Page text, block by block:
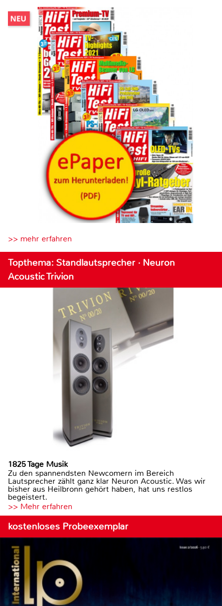
>> mehr erfahren
Topthema: Standlautsprecher · Neuron
Acoustic Trivion
1825 Tage Musik
Zu den spannendsten Newcomern im Bereich
Lautsprecher zählt ganz klar Neuron Acoustic. Was wir
bisher aus Heilbronn gehört haben, hat uns restlos
begeistert.
>> Mehr erfahren
kostenloses Probeexemplar